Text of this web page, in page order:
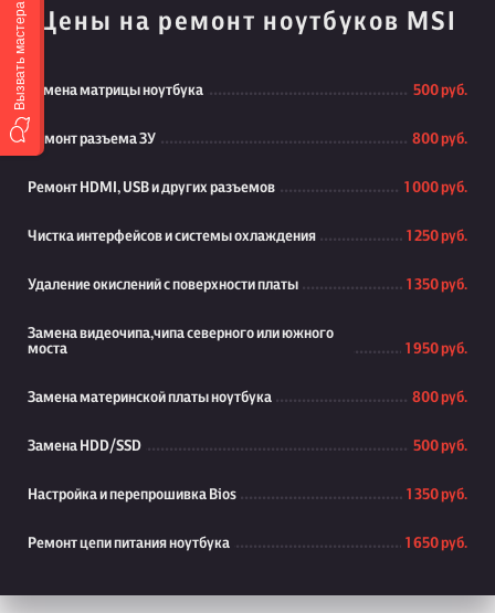
Цены на ремонт ноутбуков MSI
Замена матрицы ноутбука 500 руб.
Ремонт разъема ЗУ 800 руб.
Ремонт HDMI, USB и других разъемов 1 000 руб.
Чистка интерфейсов и системы охлаждения 1 250 руб.
Удаление окислений с поверхности платы 1 350 руб.
Замена видеочипа,чипа северного или южного
моста
1 950 руб.
Замена материнской платы ноутбука 800 руб.
Замена HDD/SSD 500 руб.
Настройка и перепрошивка Bios 1 350 руб.
Ремонт цепи питания ноутбука 1 650 руб.
Вызвать мастера